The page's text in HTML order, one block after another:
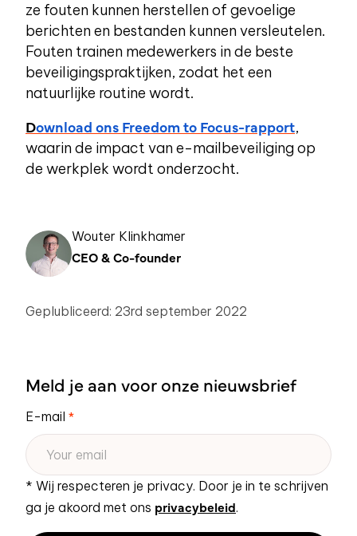
ze fouten kunnen herstellen of gevoelige
berichten en bestanden kunnen versleutelen.
Fouten trainen medewerkers in de beste
beveiligingspraktijken, zodat het een
natuurlijke routine wordt.
Download ons Freedom to Focus-rapport,
waarin de impact van e-mailbeveiliging op
de werkplek wordt onderzocht.
Wouter Klinkhamer
CEO & Co-founder
Geplubliceerd: 23rd september 2022
Meld je aan voor onze nieuwsbrief
E-mail *
* Wij respecteren je privacy. Door je in te schrijven
ga je akoord met ons privacybeleid.